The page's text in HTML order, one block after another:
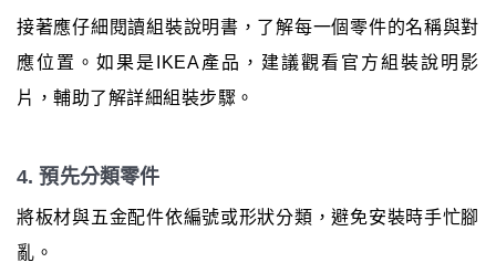
接著應仔細閱讀組裝說明書，了解每一個零件的名稱與對
應位置。如果是IKEA產品，建議觀看官方組裝說明影
片，輔助了解詳細組裝步驟。
4. 預先分類零件
將板材與五金配件依編號或形狀分類，避免安裝時手忙腳
亂。